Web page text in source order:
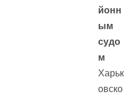
йонн
ым
судо
м
Харьк
овско